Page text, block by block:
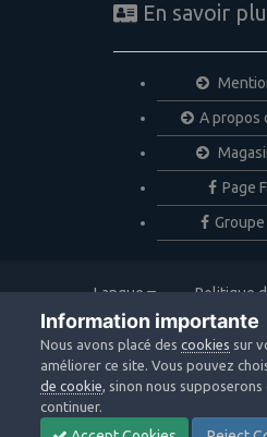
En savoir
A propos
Page
Groupe
Langue
Politique
Nous contacter
Copyright ©
Powered by
Information importante
Nous avons placé descookies sur
améliorer ce site. Vous pouvez
de cookie, sinon nous
continuer.